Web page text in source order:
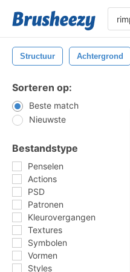
Structuur Achtergrond
Sorteren op:
Beste match
Nieuwste
Bestandstype
Penselen
Actions
PSD
Patronen
Kleurovergangen
Textures
Symbolen
Vormen
Styles